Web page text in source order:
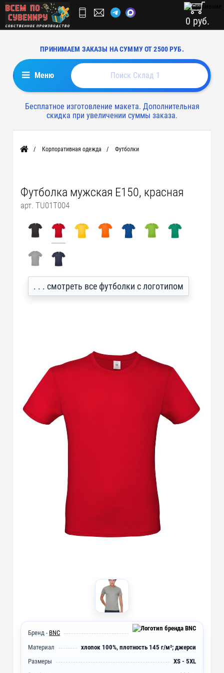
ПРИНИМАЕМ ЗАКАЗЫ НА СУММУ ОТ 2500 РУБ.
0 руб.
Меню
Бесплатное изготовление макета. Дополнительная
скидка при увеличении суммы заказа.
Главная Корпоративная одежда Футболки
Футболка мужская E150, красная
арт. TU01T004
. . . смотреть все футболки с логотипом
Бренд - BNC
Материал
хлопок 100%, плотность 145 г/м²; джерси
Размеры
XS - 5XL